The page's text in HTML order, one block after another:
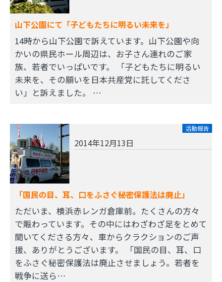
山下公園にて「子どもたちに明るい未来を」
14時から山下公園で訴えています。山下公園や向
かいの県民ホール周辺は、お子さん連れのご家
族、若者でいっぱいです。 「子どもたちに明るい
未来を、その願いを日本共産党に託してくださ
い」と訴えました。 …
活動報告
2014年12月13日
「国民の目、耳、口をふさぐ秘密保護法は廃止」
ただいま、横浜赤レンガ倉庫前。たくさんの方々
で賑わっています。その中にはわざわざ足をとめて
聞いてくださる方々、車からクラクションのご声
援、ありがとうございます。 「国民の目、耳、口
をふさぐ秘密保護法は廃止させましょう。若者を
戦争に送ら…